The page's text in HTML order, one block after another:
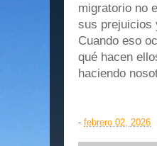
migratorio no
sus prejuicios
Cuando eso
qué hacen
haciendo
- febrero 02, 2026